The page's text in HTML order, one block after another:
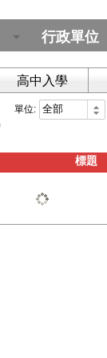
行政單位
高中入學
單位:
標題